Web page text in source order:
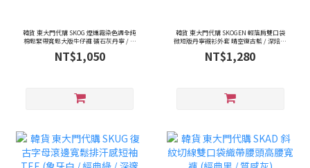
韓貨 東大門代購 SKOG 煙燻霧染色調全純
棉鬆緊帶寬鬆大版牛仔褲 礦石灰丹寧 / 苔
蘚綠丹寧
NT$1,050
韓貨 東大門代購 SKOGEN 輕落肩雙口袋
微短版丹寧襯衫外套 晴空復古藍 / 深焙靛
NT$1,280